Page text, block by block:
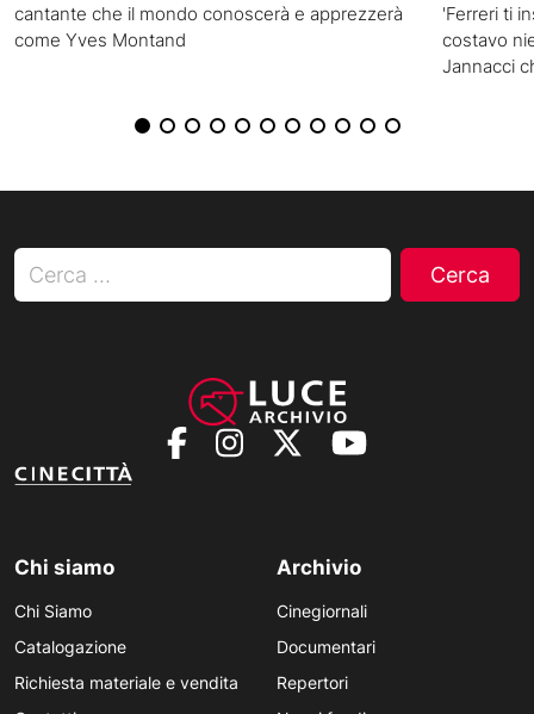
cantante che il mondo conoscerà e apprezzerà
come Yves Montand
'Ferreri ti
costavo
Jannacci
Ricerca per:
Chi siamo
Chi Siamo
Catalogazione
Richiesta materiale e vendita
Archivio
Cinegiornali
Documentari
Repertori